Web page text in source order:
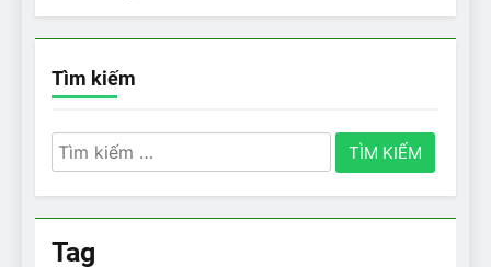
Tìm kiếm
Tìm
kiếm
Tag